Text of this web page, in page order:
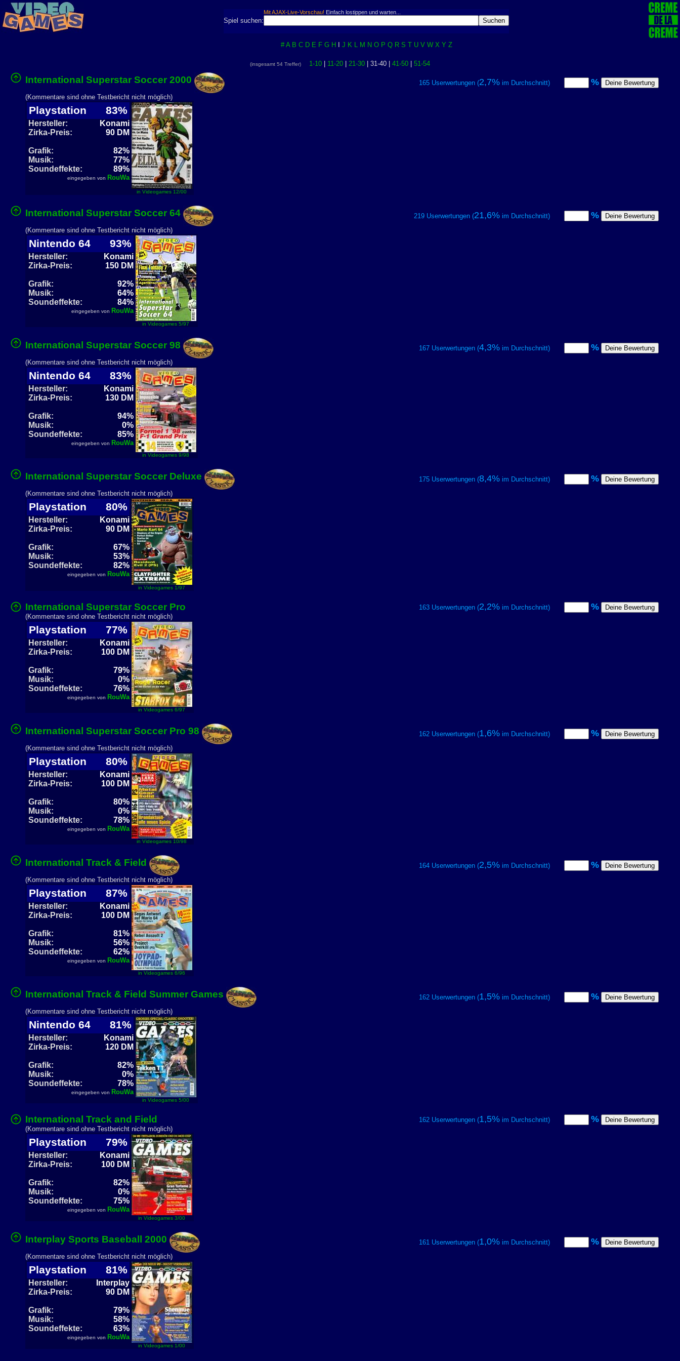
Mit AJAX-Live-Vorschau! Einfach lostippen und warten...
Spiel suchen:
# A B C D E F G H J K L M N O P Q R S T U V W X Y Z
(insgesamt 54 Treffer) 1-10 11-20 21-30 | 31-40 | 41-50 51-54
International Superstar Soccer 2000 165 Userwertungen (2,7%im Durchschnitt) %
(Kommentare sind ohne Testbericht nicht möglich)
Playstation 83%
Hersteller:
Konami
Zirka-Preis:
90 DM
Grafik:
82%
Musik:
77%
Soundeffekte:
89%
eingegeben von RouWa
in Videogames 12/00
International Superstar Soccer 64 219 Userwertungen (21,6%im Durchschnitt) %
(Kommentare sind ohne Testbericht nicht möglich)
Nintendo 64 93%
Hersteller:
Konami
Zirka-Preis:
150 DM
Grafik:
92%
Musik:
64%
Soundeffekte:
84%
eingegeben von RouWa
in Videogames 5/97
International Superstar Soccer 98 167 Userwertungen (4,3%im Durchschnitt) %
(Kommentare sind ohne Testbericht nicht möglich)
Nintendo 64 83%
Hersteller:
Konami
Zirka-Preis:
130 DM
Grafik:
94%
Musik:
0%
Soundeffekte:
85%
eingegeben von RouWa
in Videogames 9/98
International Superstar Soccer Deluxe 175 Userwertungen (8,4%im Durchschnitt) %
(Kommentare sind ohne Testbericht nicht möglich)
Playstation 80%
Hersteller:
Konami
Zirka-Preis:
90 DM
Grafik:
67%
Musik:
53%
Soundeffekte:
82%
eingegeben von RouWa
in Videogames 1/97
International Superstar Soccer Pro 163 Userwertungen (2,2%im Durchschnitt) %
(Kommentare sind ohne Testbericht nicht möglich)
Playstation 77%
Hersteller:
Konami
Zirka-Preis:
100 DM
Grafik:
79%
Musik:
0%
Soundeffekte:
76%
eingegeben von RouWa
in Videogames 6/97
International Superstar Soccer Pro 98 162 Userwertungen (1,6%im Durchschnitt) %
(Kommentare sind ohne Testbericht nicht möglich)
Playstation 80%
Hersteller:
Konami
Zirka-Preis:
100 DM
Grafik:
80%
Musik:
0%
Soundeffekte:
78%
eingegeben von RouWa
in Videogames 10/98
International Track & Field 164 Userwertungen (2,5%im Durchschnitt) %
(Kommentare sind ohne Testbericht nicht möglich)
Playstation 87%
Hersteller:
Konami
Zirka-Preis:
100 DM
Grafik:
81%
Musik:
56%
Soundeffekte:
62%
eingegeben von RouWa
in Videogames 6/96
International Track & Field Summer Games 162 Userwertungen (1,5%im Durchschnitt) %
(Kommentare sind ohne Testbericht nicht möglich)
Nintendo 64 81%
Hersteller:
Konami
Zirka-Preis:
120 DM
Grafik:
82%
Musik:
0%
Soundeffekte:
78%
eingegeben von RouWa
in Videogames 5/00
International Track and Field 162 Userwertungen (1,5%im Durchschnitt) %
(Kommentare sind ohne Testbericht nicht möglich)
Playstation 79%
Hersteller:
Konami
Zirka-Preis:
100 DM
Grafik:
82%
Musik:
0%
Soundeffekte:
75%
eingegeben von RouWa
in Videogames 3/00
Interplay Sports Baseball 2000 161 Userwertungen (1,0%im Durchschnitt) %
(Kommentare sind ohne Testbericht nicht möglich)
Playstation 81%
Hersteller:
Interplay
Zirka-Preis:
90 DM
Grafik:
79%
Musik:
58%
Soundeffekte:
63%
eingegeben von RouWa
in Videogames 1/00